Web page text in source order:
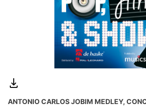
ANTONIO CARLOS JOBIM MEDLEY,